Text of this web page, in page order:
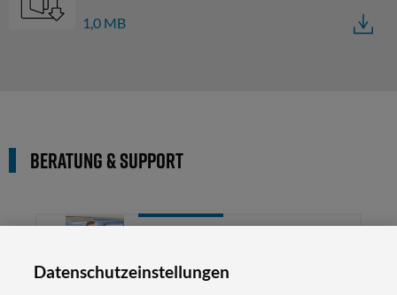
1,0 MB
Beratung & Support
Produkt Manager | Weidmüller
Interface GmbH & Co. KG
Datenschutzeinstellungen